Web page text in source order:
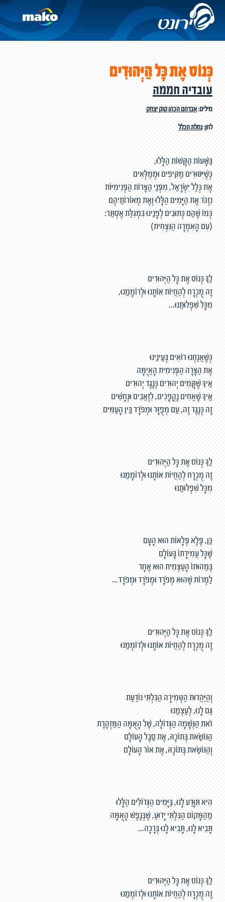
כְּנוֹס אֶת כָּל הַיְּהוּדִים
עובדיה חממה
מילים:אברהם הכהן קוק יצחק
לחן:נחלת הכלל
בַּשָּׁעוֹת הַקָּשׁוֹת הַלָּלוּ,
כְּשֶׁיִּסּוּרִים מַקִּיפִים וּמְמַלְּאִים
אֶת כְּלַל יִשְׂרָאֵל, מִפְּנֵי הַצָּרוֹת הַפְּנִימִיּוֹת
נִזְכֹּר אֶת הַיָּמִים הַלָּלוּ וְאֶת מְאוֹרוֹתֵיהֶם
כְּמוֹ שֶׁהֵם כְּתוּבִים לְפָנֵינוּ בִּמְגִלַּת אֶסְתֵּר:
(עִם הָאִמְרָה הַנִּצְחִית)
לֵךְ כְּנוֹס אֶת כָּל הַיְּהוּדִים
זֶה מֻכְרָח לְהַחֲיוֹת אוֹתָנוּ וּלְרוֹמָמֵנוּ,
מִכָּל שִׁפְלוּתֵנוּ...
כְּשֶׁאֲנַחְנוּ רוֹאִים בְּעֵינֵינוּ
אֶת הַצָּרָה הַפְּנִימִית הָאֲיֻמָּה
אֵיךְ שֶׁקָּמִים יְהוּדִים כְּנֶגֶד יְהוּדִים
אֵיךְ שֶׁאַחִים נֶהֱפָכִים, לִזְאֵבִים וּנְחָשִׁים
זֶה כְּנֶגֶד זֶה, עַם מְפֻזָּר וּמְפֹרָד בֵּין הָעַמִּים
לֵךְ כְּנוֹס אֶת כָּל הַיְּהוּדִים
זֶה מֻכְרָח לְהַחֲיוֹת אוֹתָנוּ וּלְרוֹמָמֵנוּ
מִכָּל שִׁפְלוּתֵנוּ
כֵּן, פֶּלֶא פְּלָאוֹת הוּא הָעָם
שֶׁכָּל עֲמִידָתוֹ בָּעוֹלָם
בְּמַהוּתוֹ הָעַצְמִית הוּא אֶחָד
לַמְרוֹת שֶׁהוּא מְפֹרָד וּמְפֹרָד וּמְפֹרָד...
לֵךְ כְּנוֹס אֶת כָּל הַיְּהוּדִים
זֶה מֻכְרָח לְהַחֲיוֹת אוֹתָנוּ וּלְרוֹמְמֵנוּ
וְהַיַּהֲדוּת הַטְּמִירָה הַבִּלְתִּי נוֹדַעַת
גַּם לָנוּ, לְעַצְמֵנוּ
זֹאת הַנְּשָׁמָה הַגְּדוֹלָה, שֶׁל הָאֻמָּה הַמַּזְהֶרֶת
הַנּוֹשֵׂאת בְּתוֹכָהּ, אֶת סֵבֶל הָעוֹלָם
וְהַנּוֹשֵׂאת בְּתוֹכָהּ, אֶת אוֹר הָעוֹלָם
הִיא תִּוָּדַע לָנוּ, בַּיָּמִים הַגְּדוֹלִים הַלָּלוּ
מֵהַמָּקוֹם הַבִּלְתִּי יָדוּעַ, שֶׁבְּנֶפֶשׁ הָאֻמָּה
תָּבִיא לָנוּ, תָּבִיא לָנוּ בְּרָכָה...
לֵךְ כְּנוֹס אֶת כָּל הַיְּהוּדִים
זֶה מֻכְרָח לְהַחֲיוֹת אוֹתָנוּ וּלְרוֹמְמֵנוּ